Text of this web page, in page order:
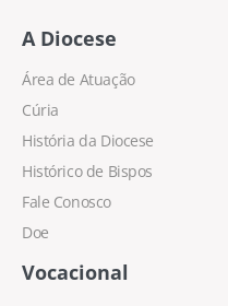
A Diocese
Área de Atuação
Cúria
História da Diocese
Histórico de Bispos
Fale Conosco
Doe
Vocacional